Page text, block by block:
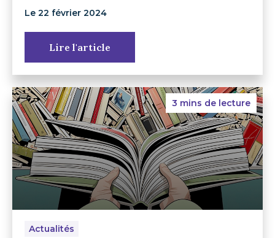
Le 22 février 2024
Lire l'article
3 mins de lecture
Actualités